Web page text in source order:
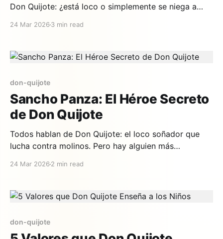
Don Quijote: ¿está loco o simplemente se niega a
mundo. Un caballero que
24 Mar 2026 3 min read
don-quijote
Sancho Panza: El Héroe Secreto
de Don Quijote
Todos hablan de Don Quijote: el loco soñador que
lucha contra molinos. Pero hay alguien más
24 Mar 2026 2 min read
don-quijote